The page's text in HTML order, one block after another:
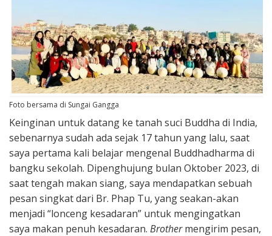
Foto bersama di Sungai Gangga
Keinginan untuk datang ke tanah suci Buddha di India,
sebenarnya sudah ada sejak 17 tahun yang lalu, saat
saya pertama kali belajar mengenal Buddhadharma di
bangku sekolah. Dipenghujung bulan Oktober 2023, di
saat tengah makan siang, saya mendapatkan sebuah
pesan singkat dari Br. Phap Tu, yang seakan-akan
menjadi “lonceng kesadaran” untuk mengingatkan
saya makan penuh kesadaran. Brothermengirim pesan,